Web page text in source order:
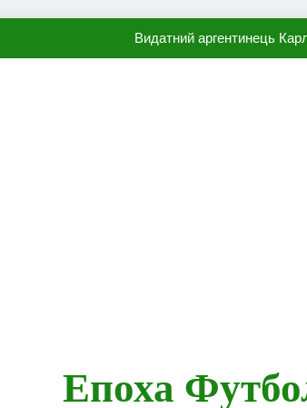
Видатний аргентинець
Епоха